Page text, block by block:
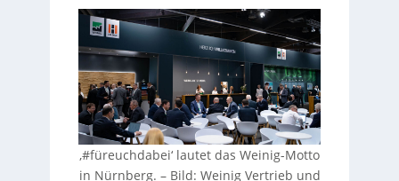
‚#füreuchdabei‘ lautet das Weinig-Motto
in Nürnberg. – Bild: Weinig Vertrieb und